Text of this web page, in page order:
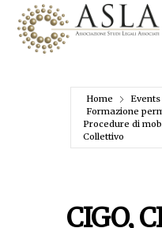
Home
Formazione
Procedure di
Collettivo
CIGO,